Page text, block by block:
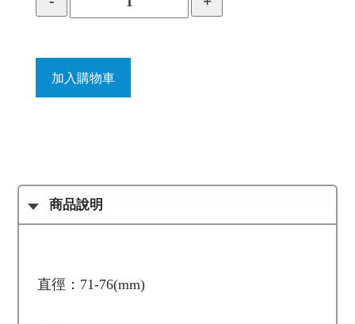
商品說明
直徑：71-76(mm)